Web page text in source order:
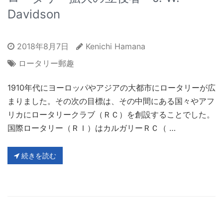
Davidson
2018年8月7日
Kenichi Hamana
ロータリー郵趣
1910年代にヨーロッパやアジアの大都市にロータリーが広
まりました。その次の目標は、その中間にある国々やアフ
リカにロータリークラブ（ＲＣ）を創設することでした。
国際ロータリー（ＲＩ）はカルガリーＲＣ（ …
続きを読む